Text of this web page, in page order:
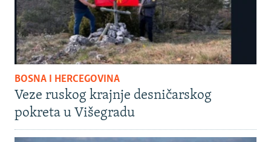
BOSNA I HERCEGOVINA
Veze ruskog krajnje desničarskog
pokreta u Višegradu